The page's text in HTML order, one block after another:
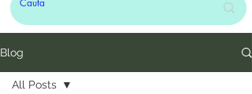
Blog
All Posts